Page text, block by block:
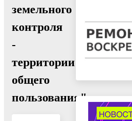
земельного
контроля
-
территории
общего
пользования"